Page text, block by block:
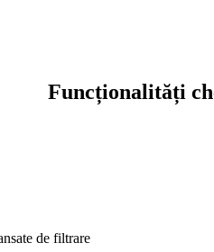
Funcționalități
de filtrare